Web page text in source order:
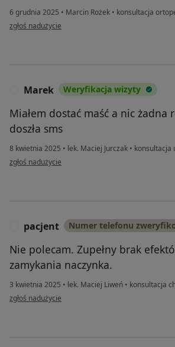
6 grudnia 2025 • Marcin Rożek • konsultacja
w opinii użytkownika Kamil Baszyński
zgłoś nadużycie
Marek Weryfikacja wizyty
Miałem dostać maść a nic żadna
doszła sms
8 kwietnia 2025 • lek. Maciej Jurczak • konsultacja
w opinii użytkownika Marek
zgłoś nadużycie
pacjent Numer telefonu
Nie polecam. Zupełny brak
zamykania naczynka.
3 kwietnia 2025 • lek. Maciej Liweń • konsultacja
w opinii użytkownika pacjent
zgłoś nadużycie